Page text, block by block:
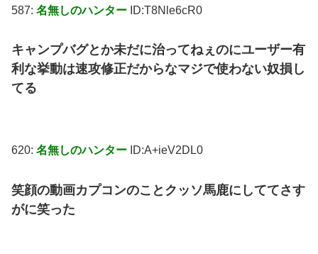
587: 名無しのハンター ID:T8Nle6cR0
キャンプバグとか未だに治ってねぇのにユーザー有
利な挙動は速攻修正だからなマジで使わない奴損し
てる
620: 名無しのハンター ID:A+ieV2DL0
笑顔の動画カプコンのことクッソ馬鹿にしててさす
がに笑った